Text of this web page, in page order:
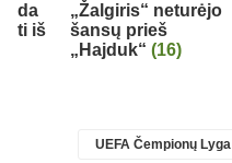
iš
„Žalgiris“ neturėjo
šansų prieš
„Hajduk“ (16)
UEFA Čempionų Lyga